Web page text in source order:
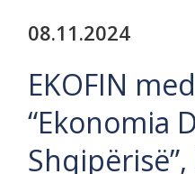
08.11.2024
EKOFIN
“Ekonomia